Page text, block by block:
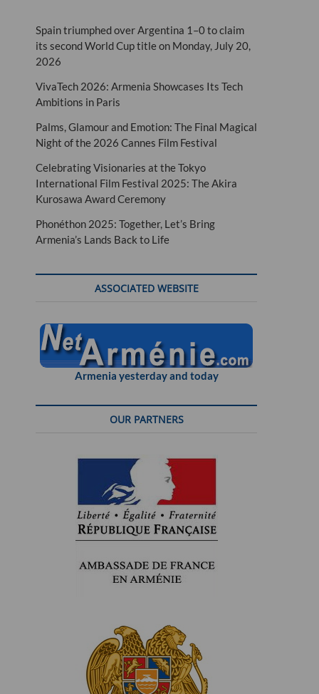
Spain triumphed over Argentina 1–0 to claim
its second World Cup title on Monday, July 20,
2026
VivaTech 2026: Armenia Showcases Its Tech
Ambitions in Paris
Palms, Glamour and Emotion: The Final Magical
Night of the 2026 Cannes Film Festival
Celebrating Visionaries at the Tokyo
International Film Festival 2025: The Akira
Kurosawa Award Ceremony
Phonéthon 2025: Together, Let’s Bring
Armenia’s Lands Back to Life
ASSOCIATED WEBSITE
Armenia yesterday and today
OUR PARTNERS